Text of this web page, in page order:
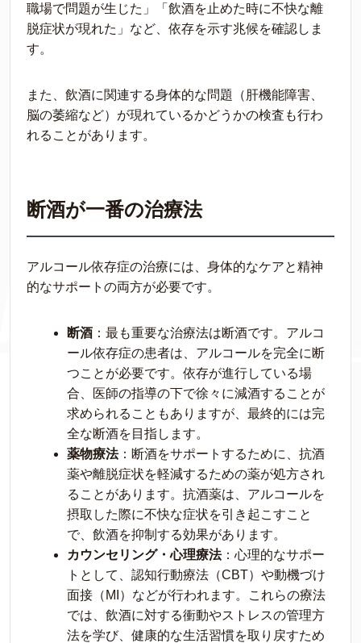
職場で問題が生じた」「飲酒を止めた時に不快な離
脱症状が現れた」など、依存を示す兆候を確認しま
す。
また、飲酒に関連する身体的な問題（肝機能障害、
脳の萎縮など）が現れているかどうかの検査も行わ
れることがあります。
断酒が一番の治療法
アルコール依存症の治療には、身体的なケアと精神
的なサポートの両方が必要です。
断酒 ：最も重要な治療法は断酒です。アルコ
ール依存症の患者は、アルコールを完全に断
つことが必要です。依存が進行している場
合、医師の指導の下で徐々に減酒することが
求められることもありますが、最終的には完
全な断酒を目指します。
薬物療法：断酒をサポートするために、抗酒
薬や離脱症状を軽減するための薬が処方され
ることがあります。抗酒薬は、アルコールを
摂取した際に不快な症状を引き起こすこと
で、飲酒を抑制する効果があります。
カウンセリング・心理療法：心理的なサポー
トとして、認知行動療法（CBT）や動機づけ
面接（MI）などが行われます。これらの療法
では、飲酒に対する衝動やストレスの管理方
法を学び、健康的な生活習慣を取り戻すため